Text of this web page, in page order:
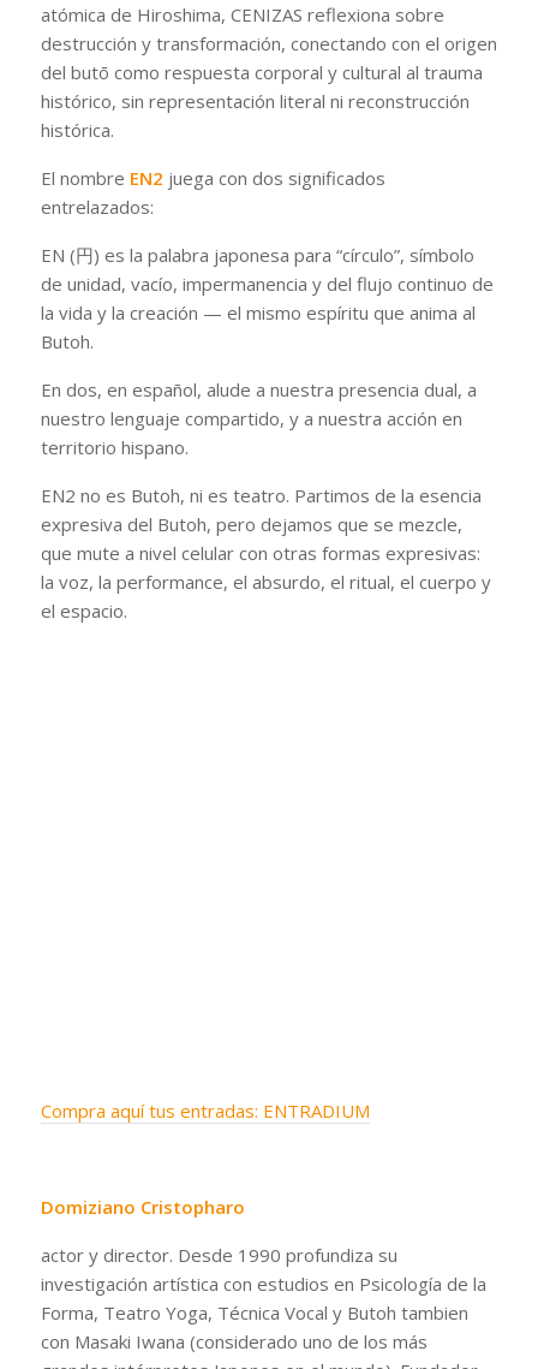
atómica de Hiroshima, CENIZAS reflexiona sobre
destrucción y transformación, conectando con el origen
del butō como respuesta corporal y cultural al trauma
histórico, sin representación literal ni reconstrucción
histórica.
El nombre EN2 juega con dos significados
entrelazados:
EN (円) es la palabra japonesa para “círculo”, símbolo
de unidad, vacío, impermanencia y del flujo continuo de
la vida y la creación — el mismo espíritu que anima al
Butoh.
En dos, en español, alude a nuestra presencia dual, a
nuestro lenguaje compartido, y a nuestra acción en
territorio hispano.
EN2 no es Butoh, ni es teatro. Partimos de la esencia
expresiva del Butoh, pero dejamos que se mezcle,
que mute a nivel celular con otras formas expresivas:
la voz, la performance, el absurdo, el ritual, el cuerpo y
el espacio.
Compra aquí tus entradas: ENTRADIUM
Domiziano Cristopharo
actor y director. Desde 1990 profundiza su
investigación artística con estudios en Psicología de la
Forma, Teatro Yoga, Técnica Vocal y Butoh tambien
con Masaki Iwana (considerado uno de los más